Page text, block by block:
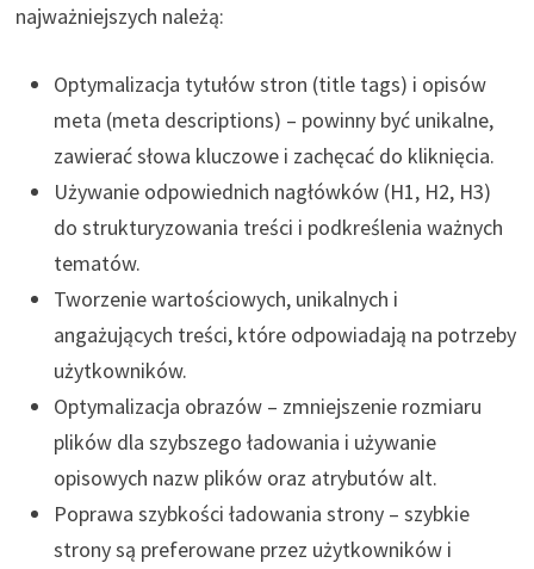
najważniejszych należą:
Optymalizacja tytułów stron (title tags) i opisów
meta (meta descriptions) – powinny być unikalne,
zawierać słowa kluczowe i zachęcać do kliknięcia.
Używanie odpowiednich nagłówków (H1, H2, H3)
do strukturyzowania treści i podkreślenia ważnych
tematów.
Tworzenie wartościowych, unikalnych i
angażujących treści, które odpowiadają na potrzeby
użytkowników.
Optymalizacja obrazów – zmniejszenie rozmiaru
plików dla szybszego ładowania i używanie
opisowych nazw plików oraz atrybutów alt.
Poprawa szybkości ładowania strony – szybkie
strony są preferowane przez użytkowników i